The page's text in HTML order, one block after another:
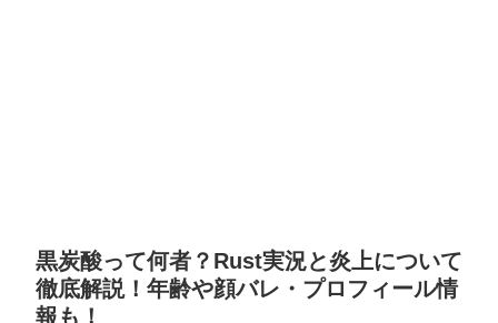
黒炭酸って何者？Rust実況と炎上について
徹底解説！年齢や顔バレ・プロフィール情
報も！